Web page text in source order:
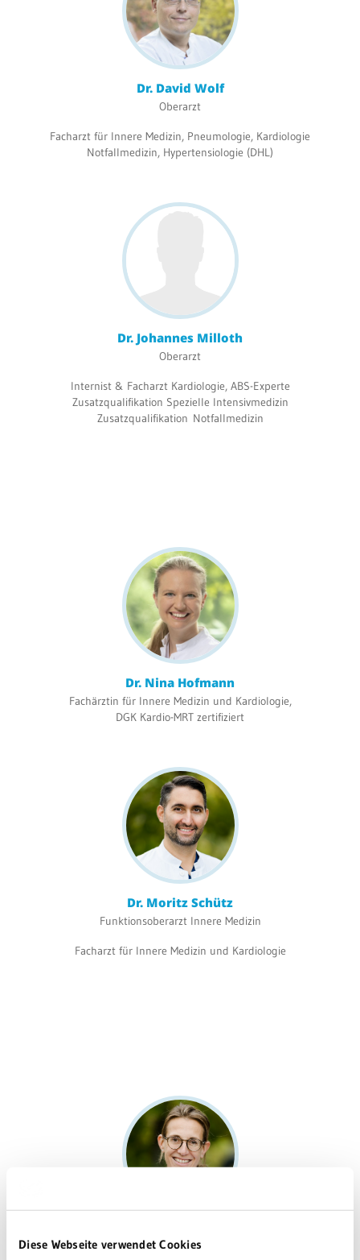
Diese Webseite verwendet Cookies
Dr. David Wolf
Oberarzt
Facharzt für Innere Medizin, Pneumologie, Kardiologie
Notfallmedizin, Hypertensiologie (DHL)
Dr. Johannes Milloth
Oberarzt
Internist & Facharzt Kardiologie, ABS-Experte
Zusatzqualifikation Spezielle Intensivmedizin
Zusatzqualifikation Notfallmedizin
Dr. Nina Hofmann
Fachärztin für Innere Medizin und Kardiologie,
DGK Kardio-MRT zertifiziert
Dr. Moritz Schütz
Funktionsoberarzt Innere Medizin
Facharzt für Innere Medizin und Kardiologie
Funktionsoberärztin Innere Medizin